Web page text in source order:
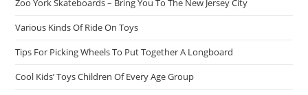
Zoo York Skateboards – Bring You To The New Jersey City
Various Kinds Of Ride On Toys
Tips For Picking Wheels To Put Together A Longboard
Cool Kids’ Toys Children Of Every Age Group